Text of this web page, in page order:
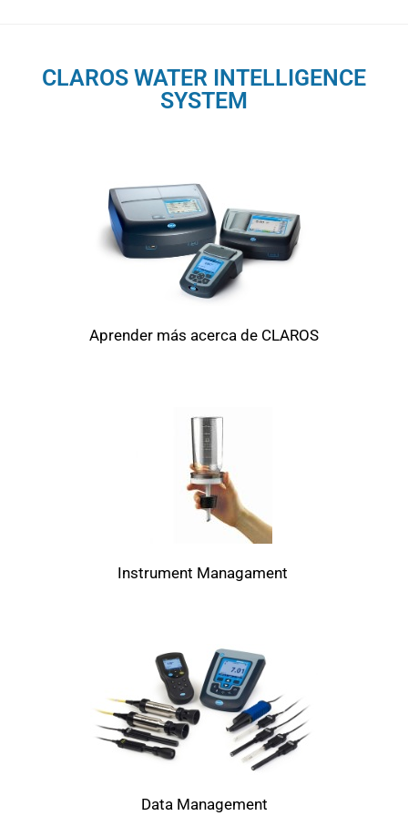
CLAROS WATER INTELLIGENCE
SYSTEM
Aprender más acerca de CLAROS
Instrument Managament
Data Management